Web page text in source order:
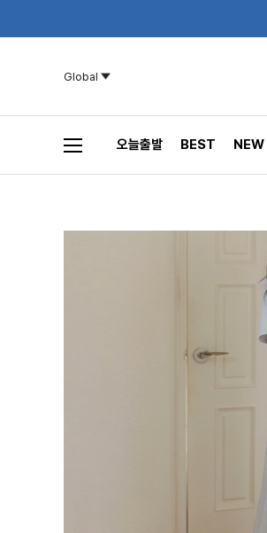
Global
오늘출발 BEST